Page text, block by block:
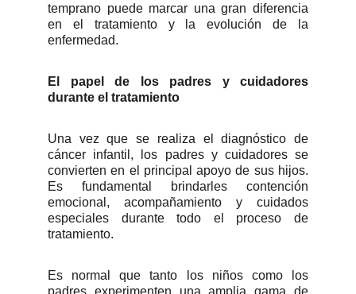
temprano puede marcar una gran diferencia
en el tratamiento y la evolución de la
enfermedad.
El papel de los padres y cuidadores
durante el tratamiento
Una vez que se realiza el diagnóstico de
cáncer infantil, los padres y cuidadores se
convierten en el principal apoyo de sus hijos.
Es fundamental brindarles contención
emocional, acompañamiento y cuidados
especiales durante todo el proceso de
tratamiento.
Es normal que tanto los niños como los
padres experimenten una amplia gama de